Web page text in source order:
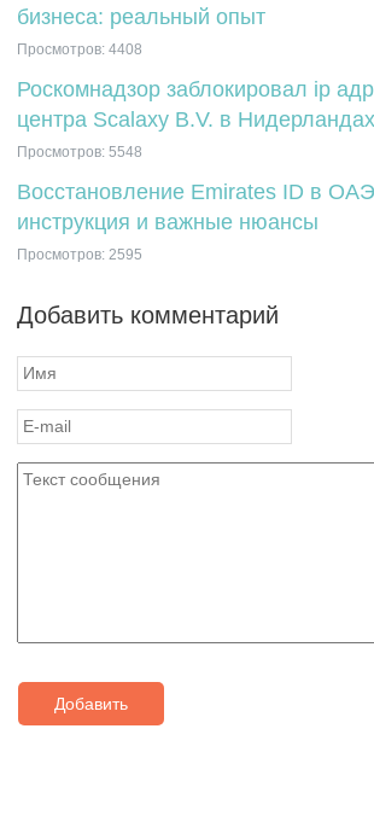
бизнеса: реальный опыт
Просмотров: 4408
Роскомнадзор заблокировал ip
центра Scalaxy B.V. в Нидерландах
Просмотров: 5548
Восстановление Emirates ID в
инструкция и важные нюансы
Просмотров: 2595
Добавить комментарий
Добавить